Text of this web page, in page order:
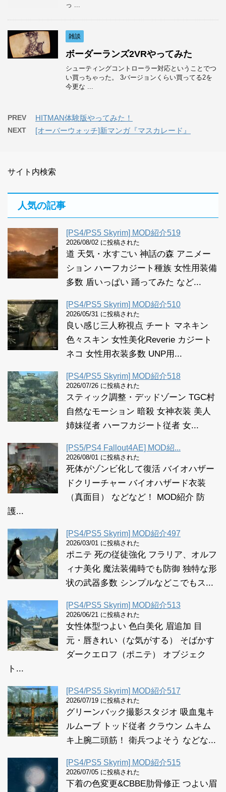
っ ...
雑談
ボーダーランズ2VRやってみた
シューティングコントローラー対応ということでつ
い買っちゃった。 3バージョンくらい買ってる2を
今更な ...
PREV HITMAN体験版やってみた！
NEXT [オーバーウォッチ]新マンガ『マスカレード』
サイト内検索
人気の記事
[PS4/PS5 Skyrim] MOD紹介519
2026/08/02 に投稿された
道 天気・水すごい 神話の森 アニメー
ション ハーフカジート種族 女性用装備
多数 盾いっぱい 踊ってみた など...
[PS4/PS5 Skyrim] MOD紹介510
2026/05/31 に投稿された
良い感じ三人称視点 チート マネキン
色々スキン 女性美化Reverie カジート
ネコ 女性用衣装多数 UNP用...
[PS4/PS5 Skyrim] MOD紹介518
2026/07/26 に投稿された
スティック調整・デッドゾーン TGC村
自然なモーション 暗殺 女神衣装 美人
姉妹従者 ハーフカジート従者 女...
[PS5/PS4 Fallout4AE] MOD紹...
2026/08/01 に投稿された
死体がゾンビ化して復活 バイオハザー
ドクリーチャー バイオハザード衣装
（真面目） などなど！ MOD紹介 防
護...
[PS4/PS5 Skyrim] MOD紹介497
2026/03/01 に投稿された
ポニテ 死の従徒強化 フラリア、オルフ
ィナ美化 魔法装備時でも防御 独特な形
状の武器多数 シンプルなどこでもス...
[PS4/PS5 Skyrim] MOD紹介513
2026/06/21 に投稿された
女性体型つよい 色白美化 眉追加 目
元・唇きれい（な気がする） そばかす
ダークエロフ（ポニテ） オブジェク
ト...
[PS4/PS5 Skyrim] MOD紹介517
2026/07/19 に投稿された
グリーンバック撮影スタジオ 吸血鬼キ
ルムーブ トッド従者 クラウン ムキム
キ上腕二頭筋！ 衛兵つよそう などな...
[PS4/PS5 Skyrim] MOD紹介515
2026/07/05 に投稿された
下着の色変更&CBBE肋骨修正 つよい眉